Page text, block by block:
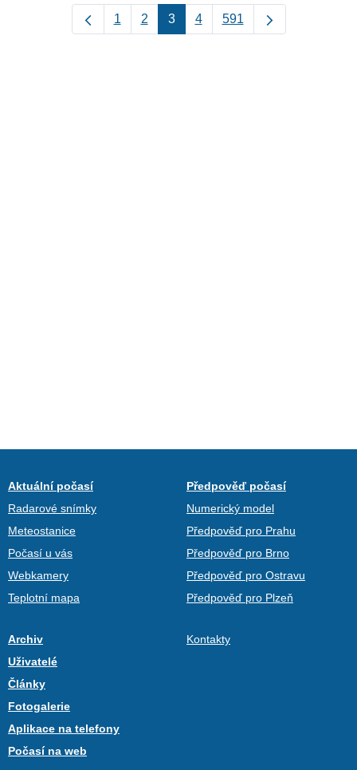
1 2 3 4 591
Aktuální počasí
Radarové snímky
Meteostanice
Počasí u vás
Webkamery
Teplotní mapa
Předpověď počasí
Numerický model
Předpověď pro Prahu
Předpověď pro Brno
Předpověď pro Ostravu
Předpověď pro Plzeň
Archiv
Uživatelé
Články
Fotogalerie
Aplikace na telefony
Počasí na web
Kontakty